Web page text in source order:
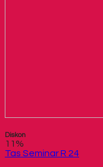
Diskon
11%
Tas Seminar R 24